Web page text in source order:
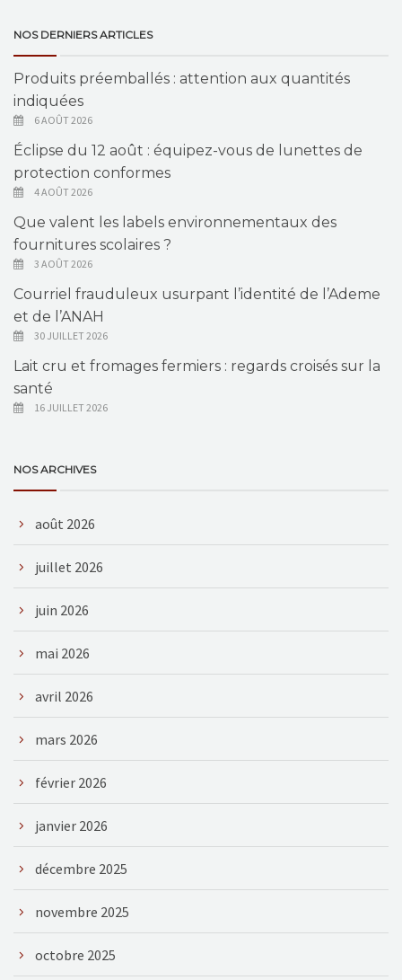
NOS DERNIERS ARTICLES
Produits préemballés : attention aux quantités
indiquées
6 AOÛT 2026
Éclipse du 12 août : équipez-vous de lunettes de
protection conformes
4 AOÛT 2026
Que valent les labels environnementaux des
fournitures scolaires ?
3 AOÛT 2026
Courriel frauduleux usurpant l’identité de l’Ademe
et de l’ANAH
30 JUILLET 2026
Lait cru et fromages fermiers : regards croisés sur la
santé
16 JUILLET 2026
NOS ARCHIVES
août 2026
juillet 2026
juin 2026
mai 2026
avril 2026
mars 2026
février 2026
janvier 2026
décembre 2025
novembre 2025
octobre 2025